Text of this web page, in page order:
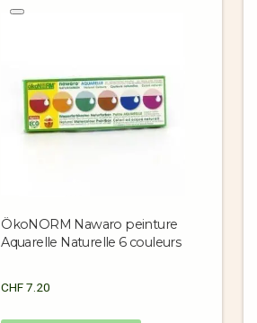
ÖkoNORM Nawaro peinture
Aquarelle Naturelle 6 couleurs
CHF7.20